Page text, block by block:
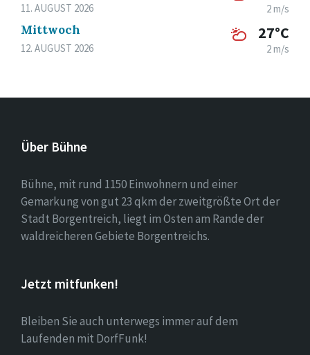
11. AUGUST 2026 2 m/s
Mittwoch
12. AUGUST 2026
27°C
2 m/s
Über Bühne
Bühne, mit rund 1150 Einwohnern und einer
Gemarkung von gut 23 qkm der zweitgrößte Ort der
Stadt Borgentreich, liegt im Osten am Rande der
waldreicheren Gebiete Borgentreichs.
Jetzt mitfunken!
Bleiben Sie auch unterwegs immer auf dem
Laufenden mit DorfFunk!